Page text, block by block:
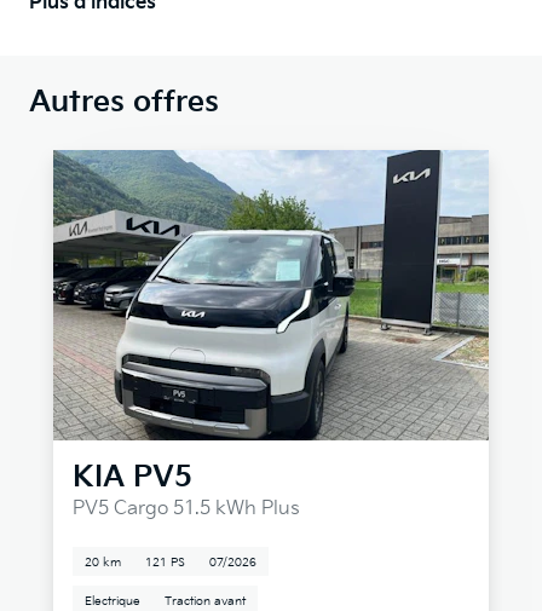
Autres offres
KIA PV5
PV5 Cargo 51.5 kWh Plus
20 km 121 PS 07/2026
Electrique Traction avant